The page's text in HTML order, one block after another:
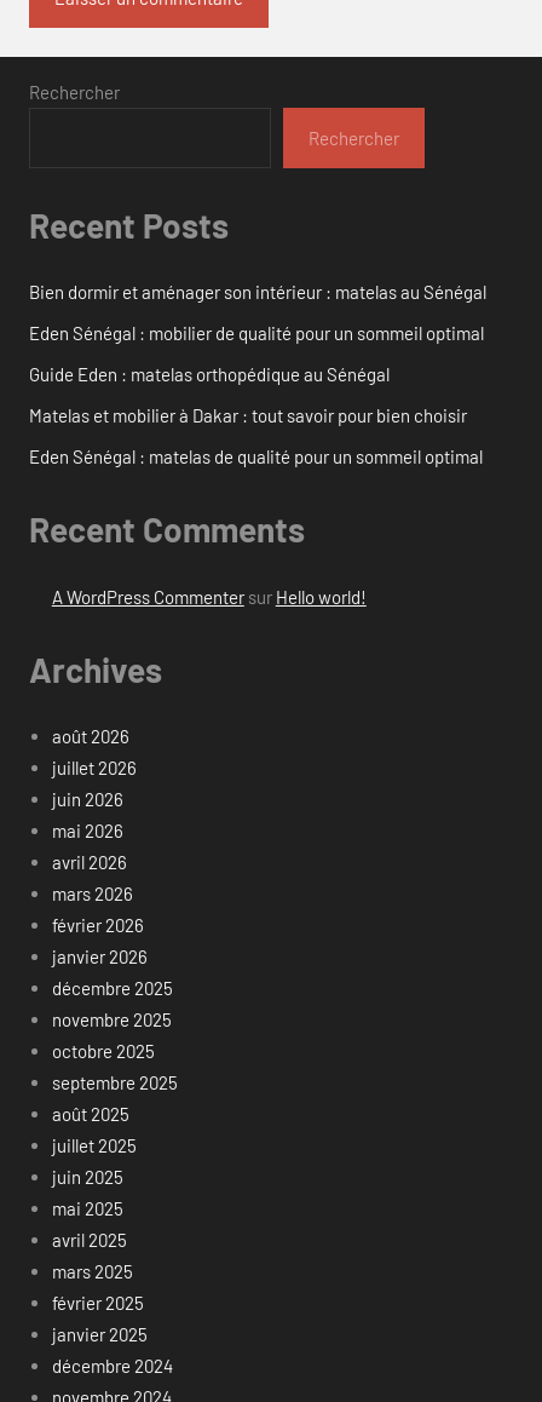
Rechercher
Rechercher
Recent Posts
Bien dormir et aménager son intérieur : matelas au Sénégal
Eden Sénégal : mobilier de qualité pour un sommeil optimal
Guide Eden : matelas orthopédique au Sénégal
Matelas et mobilier à Dakar : tout savoir pour bien choisir
Eden Sénégal : matelas de qualité pour un sommeil optimal
Recent Comments
A WordPress Commentersur Hello world!
Archives
août 2026
juillet 2026
juin 2026
mai 2026
avril 2026
mars 2026
février 2026
janvier 2026
décembre 2025
novembre 2025
octobre 2025
septembre 2025
août 2025
juillet 2025
juin 2025
mai 2025
avril 2025
mars 2025
février 2025
janvier 2025
décembre 2024
novembre 2024